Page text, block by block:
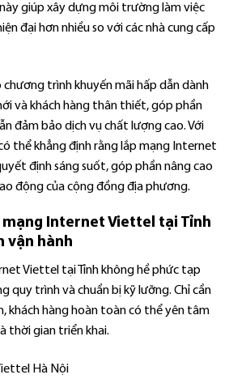
giúp xây dựng môi trường làm việc
đại hơn nhiều so với các nhà cung cấp
chương trình khuyến mãi hấp dẫn dành
và khách hàng thân thiết, góp phần
đảm bảo dịch vụ chất lượng cao. Với
thể khẳng định rằng lắp mạng Internet
định sáng suốt, góp phần nâng cao
động của cộng đồng địa phương.
Internet Viettel tại Tỉnh
vận hành
Viettel tại Tỉnh không hề phức tạp
quy trình và chuẩn bị kỹ lưỡng. Chỉ cần
khách hàng hoàn toàn có thể yên tâm
thời gian triển khai.